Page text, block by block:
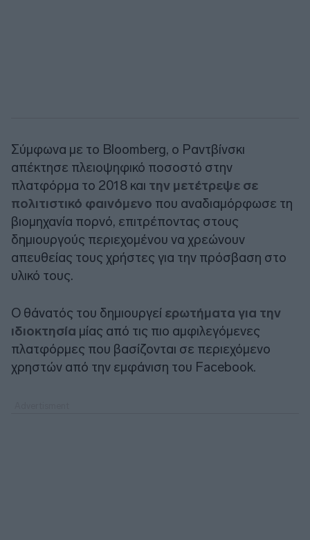
Σύμφωνα με το Bloomberg, ο Ραντβίνσκι
απέκτησε πλειοψηφικό ποσοστό στην
πλατφόρμα το 2018 και την μετέτρεψε σε
πολιτιστικό φαινόμενο που αναδιαμόρφωσε τη
βιομηχανία πορνό, επιτρέποντας στους
δημιουργούς περιεχομένου να χρεώνουν
απευθείας τους χρήστες για την πρόσβαση στο
υλικό τους.
Ο θάνατός του δημιουργεί ερωτήματα για την
ιδιοκτησία μίας από τις πιο αμφιλεγόμενες
πλατφόρμες που βασίζονται σε περιεχόμενο
χρηστών από την εμφάνιση του Facebook.